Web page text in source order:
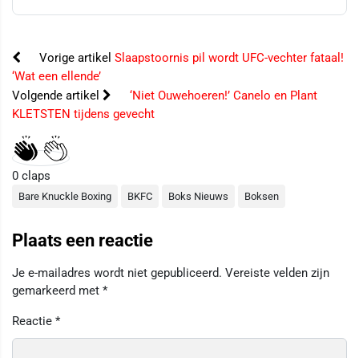
Vorige artikel Slaapstoornis pil wordt UFC-vechter fataal!
‘Wat een ellende’
Volgende artikel
‘Niet Ouwehoeren!’ Canelo en Plant
KLETSTEN tijdens gevecht
0 claps
Bare Knuckle Boxing BKFC Boks Nieuws Boksen
Plaats een reactie
Je e-mailadres wordt niet gepubliceerd. Vereiste velden zijn
gemarkeerd met *
Reactie *